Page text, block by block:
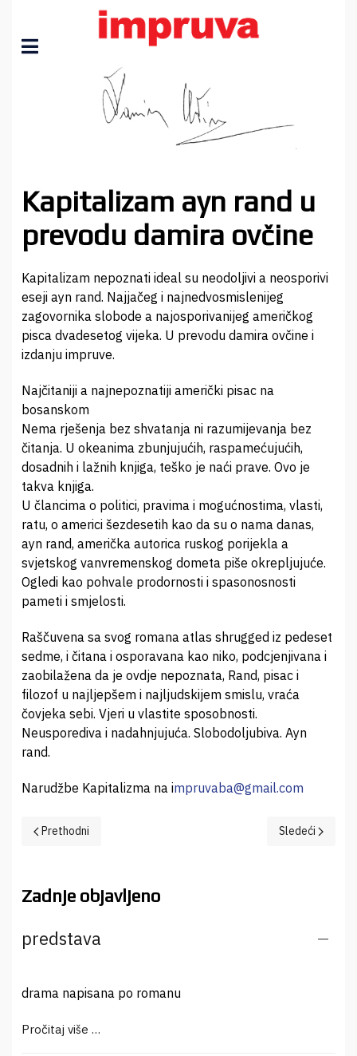
Kapitalizam ayn rand u
prevodu damira ovčine
Kapitalizam nepoznati ideal su neodoljivi a neosporivi
eseji ayn rand. Najjačeg i najnedvosmislenijeg
zagovornika slobode a najosporivanijeg američkog
pisca dvadesetog vijeka. U prevodu damira ovčine i
izdanju impruve.
Najčitaniji a najnepoznatiji američki pisac na
bosanskom
Nema rješenja bez shvatanja ni razumijevanja bez
čitanja. U okeanima zbunjujućih, raspamećujućih,
dosadnih i lažnih knjiga, teško je naći prave. Ovo je
takva knjiga.
U člancima o politici, pravima i mogućnostima, vlasti,
ratu, o americi šezdesetih kao da su o nama danas,
ayn rand, američka autorica ruskog porijekla a
svjetskog vanvremenskog dometa piše okrepljujuće.
Ogledi kao pohvale prodornosti i spasonosnosti
pameti i smjelosti.
Raščuvena sa svog romana atlas shrugged iz pedeset
sedme, i čitana i osporavana kao niko, podcjenjivana i
zaobilažena da je ovdje nepoznata, Rand, pisac i
filozof u najljepšem i najljudskijem smislu, vraća
čovjeka sebi. Vjeri u vlastite sposobnosti.
Neusporediva i nadahnjujuća. Slobodoljubiva. Ayn
rand.
Narudžbe Kapitalizma na impruvaba@gmail.com
Prethodni članak: Vozovi pored save
Prethodni Sledeći članak:
Sledeći
Zadnje objavljeno
predstava
drama napisana po romanu
Pročitaj više …